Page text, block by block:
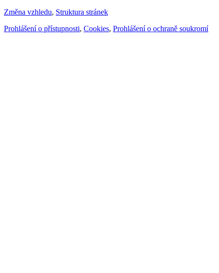
Změna vzhledu, Struktura stránek
Prohlášení o přístupnosti, Cookies, Prohlášení o ochraně soukromí